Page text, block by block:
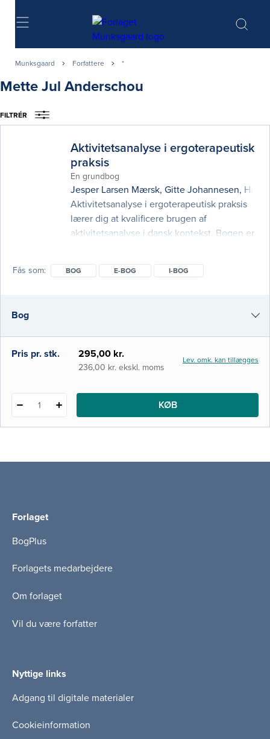
Søg
Munksgaard Forfattere *
Mette Jul Anderschou
FILTRÉR
Aktivitetsanalyse i ergoterapeutisk
praksis
En grundbog
Jesper Larsen Mærsk, Gitte Johannesen,
Aktivitetsanalyse i ergoterapeutisk praksis
lærer dig at kvalificere brugen af
aktivitetsanalyse i dansk kontekst. Bogen er
introducerer også konkrete værktøjer til
ergoterapeutstuderende og praktiserende
ergoterapeuter, me
Fås som BOG E-BOG I-BOG
Bog
e-bog
Pris pr. stk. 295,00 kr.
236,00 kr. ekskl. moms
Lev. omk. kan tillægges
1 KØB
Forlaget
BogPlus
Forlagets medarbejdere
Om forlaget
Vil du være forfatter
Nyttige links
Adgang til digitale materialer
Cookieinformation